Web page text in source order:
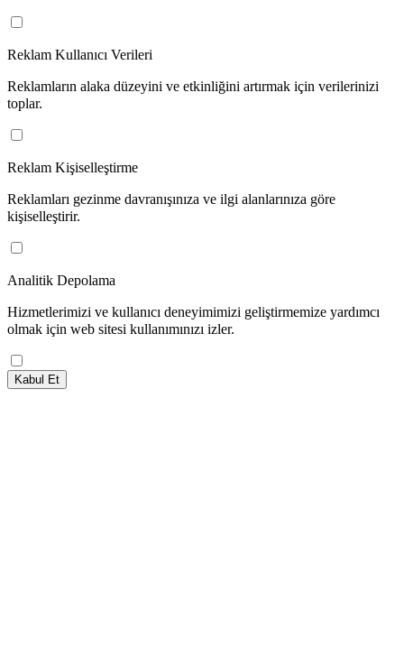
Reklam Kullanıcı Verileri
Reklamların alaka düzeyini ve etkinliğini artırmak için verilerinizi
toplar.
Reklam Kişiselleştirme
Reklamları gezinme davranışınıza ve ilgi alanlarınıza göre
kişiselleştirir.
Analitik Depolama
Hizmetlerimizi ve kullanıcı deneyimimizi geliştirmemize yardımcı
olmak için web sitesi kullanımınızı izler.
Kabul Et